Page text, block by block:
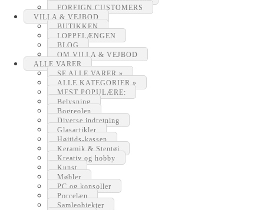
FOREIGN CUSTOMERS
VILLA & VEJBOD
BUTIKKEN
LOPPELÆNGEN
BLOG
OM VILLA & VEJBOD
ALLE VARER
SE ALLE VARER »
ALLE KATEGORIER »
MEST POPULÆRE:
Belysning
Bogreolen
Diverse indretning
Glasartikler
Højtids-kassen
Keramik & Stentøj
Kreativ og hobby
Kunst
Møbler
PC og konsoller
Porcelæn
Samleobjekter